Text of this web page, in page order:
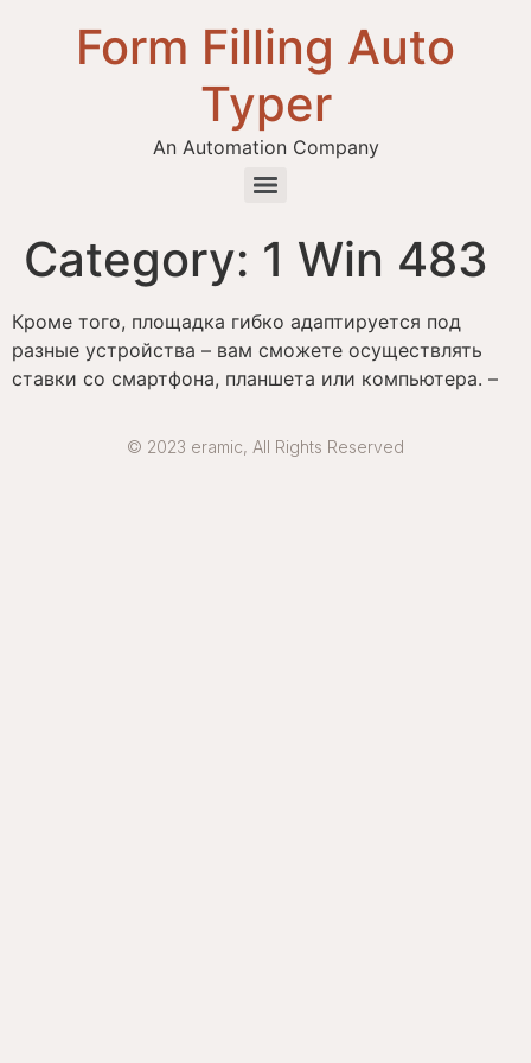
Form Filling Auto
Typer
An Automation Company
Category: 1 Win 483
Кроме того, площадка гибко адаптируется под
разные устройства – вам сможете осуществлять
ставки со смартфона, планшета или компьютера. –
© 2023 eramic, All Rights Reserved